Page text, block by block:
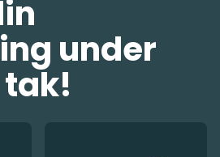
under